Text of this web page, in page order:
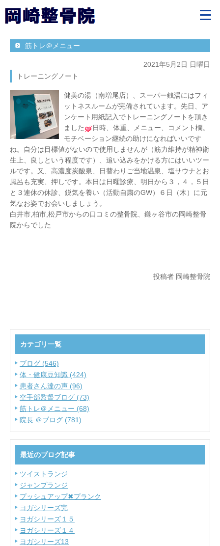
筋トレ＠メニュー
2021年5月2日 日曜日
トレーニングノート
健美の湯（南増尾店）、スーパー銭湯にはフィ
ットネスルームが完備されています。先日、ア
ンケート用紙記入でトレーニングノートを頂き
ました
日時、体重、メニュー、コメント欄。
モチベーション継続の助けになればいいです
ね。自分は目標値がないので使用しませんが（筋力維持が精神衛
生上、良しという程度です）、追い込みをかける方にはいいツー
ルです。又、高濃度炭酸泉、日替わりご当地温泉、塩サウナとお
風呂も充実、押しです。本日は日曜診療、明日から３，４，５日
と３連休の休診、鋭気を養い（活動自粛のGW）６日（木）に元
気なお姿でお会いしましょう。
白井市,柏市,松戸市からの口コミの整骨院、鎌ヶ谷市の岡崎整骨
院からでした
投稿者 岡崎整骨院
カテゴリ一覧
ブログ (546)
体・健康豆知識 (424)
患者さん達の声 (96)
空手部監督ブログ (73)
筋トレ＠メニュー (68)
院長 ＠ブログ (781)
最近のブログ記事
ツイストランジ
ジャンプランジ
プッシュアップ✖プランク
ヨガシリーズ完
ヨガシリーズ１５
ヨガシリーズ１４
ヨガシリーズ13